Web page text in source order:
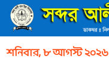
শনিবার, ৮ আগস্ট ২০২৬